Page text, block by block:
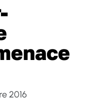
2016